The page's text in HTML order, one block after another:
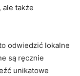
ale także
odwiedzić lokalne
są ⁣ręcznie
unikatowe